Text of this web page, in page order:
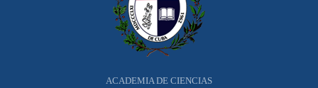
ACADEMIA DE CIENCIAS